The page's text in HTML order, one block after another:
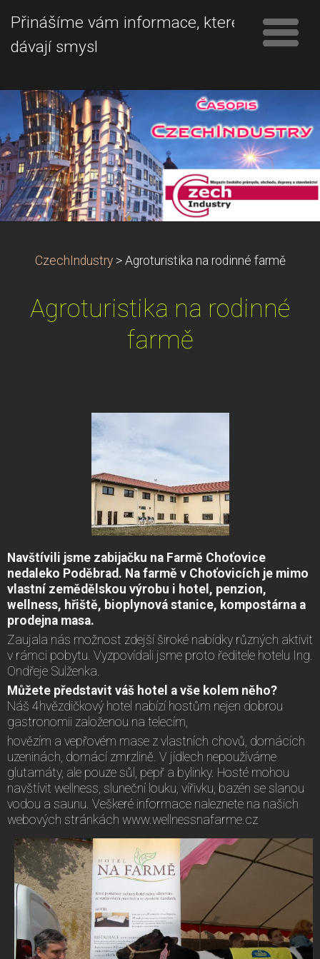
Přinášíme vám informace, které
dávají smysl
CzechIndustry > Agroturistika na rodinné farmě
Agroturistika na rodinné
farmě
Navštívili jsme zabijačku na Farmě Choťovice
nedaleko Poděbrad. Na farmě v Choťovicích je mimo
vlastní zemědělskou výrobu i hotel, penzion,
wellness, hřiště, bioplynová stanice, kompostárna a
prodejna masa.
Zaujala nás možnost zdejší široké nabídky různých aktivit
v rámci pobytu. Vyzpovídali jsme proto ředitele hotelu Ing.
Ondřeje Sulženka.
Můžete představit váš hotel a vše kolem něho?
Náš 4hvězdičkový hotel nabízí hostům nejen dobrou
gastronomii založenou na telecím,
hovězím a vepřovém mase z vlastních chovů, domácích
uzeninách, domácí zmrzlině. V jídlech nepoužíváme
glutamáty, ale pouze sůl, pepř a bylinky. Hosté mohou
navštívit wellness, sluneční louku, vířivku, bazén se slanou
vodou a saunu. Veškeré informace naleznete na našich
webových stránkách www.wellnessnafarme.cz